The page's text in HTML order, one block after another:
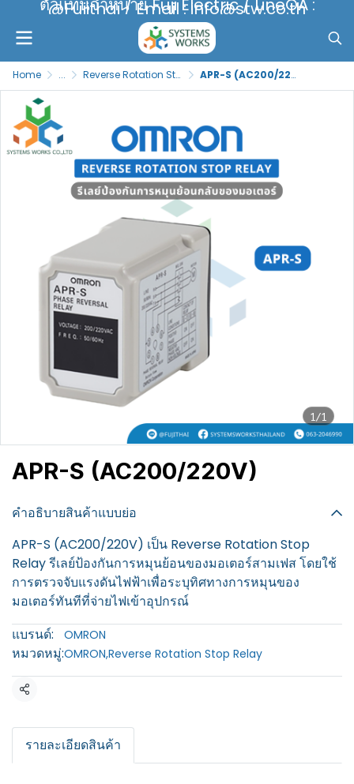
ตัวแทนจำหน่าย Fuji Electric / LineOA :
@Fujithai / Email : info@stw.co.th
Home ... Reverse Rotation Stop Relay APR-S (AC200/220V)
1/1
APR-S (AC200/220V)
คำอธิบายสินค้าแบบย่อ
APR-S (AC200/220V) เป็น Reverse Rotation Stop
Relay รีเลย์ป้องกันการหมุนย้อนของมอเตอร์สามเฟส โดยใช้
การตรวจจับแรงดันไฟฟ้าเพื่อระบุทิศทางการหมุนของ
มอเตอร์ทันทีที่จ่ายไฟเข้าอุปกรณ์
แบรนด์:
OMRON
หมวดหมู่:OMRON,Reverse Rotation Stop Relay
แชร์
รายละเอียดสินค้า